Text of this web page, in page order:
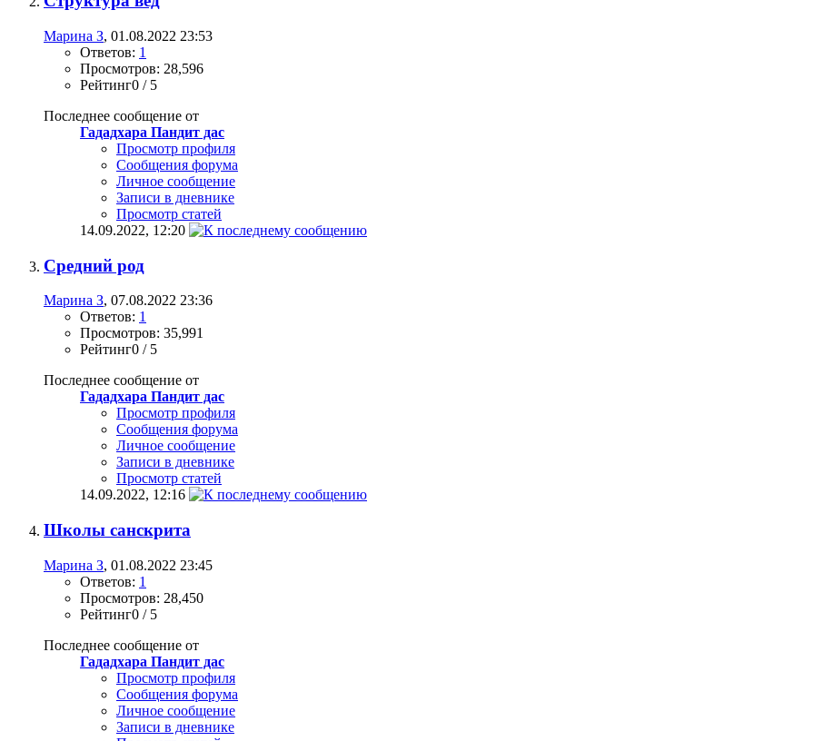
Марина З, 01.08.2022 23:53
Ответов: 1
Просмотров: 28,596
Рейтинг0 / 5
Последнее сообщение от
Гададхара Пандит дас
Просмотр профиля
Сообщения форума
Личное сообщение
Записи в дневнике
Просмотр статей
14.09.2022, 12:20
Средний род
Марина З, 07.08.2022 23:36
Ответов: 1
Просмотров: 35,991
Рейтинг0 / 5
Последнее сообщение от
Гададхара Пандит дас
Просмотр профиля
Сообщения форума
Личное сообщение
Записи в дневнике
Просмотр статей
14.09.2022, 12:16
Школы санскрита
Марина З, 01.08.2022 23:45
Ответов: 1
Просмотров: 28,450
Рейтинг0 / 5
Последнее сообщение от
Гададхара Пандит дас
Просмотр профиля
Сообщения форума
Личное сообщение
Записи в дневнике